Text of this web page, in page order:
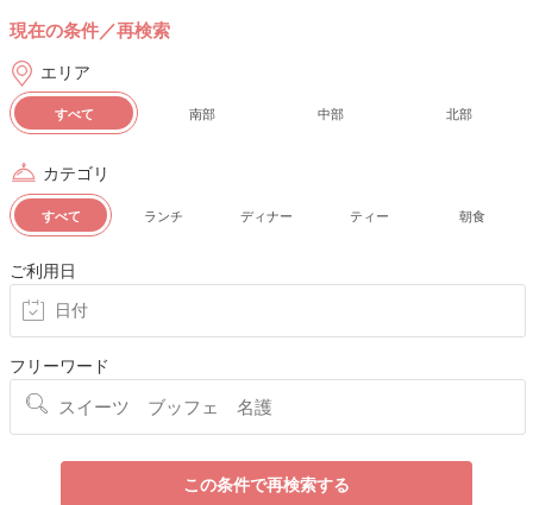
現在の条件／再検索
エリア
すべて 南部 中部 北部
カテゴリ
すべて ランチ ディナー ティー 朝食
ご利用日
フリーワード
この条件で再検索する